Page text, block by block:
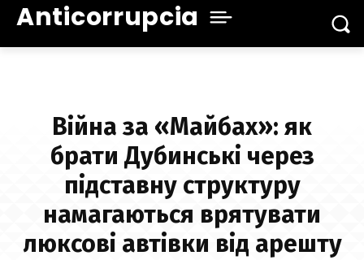
Anticorrupcia
Війна за «Майбах»: як
брати Дубинські через
підставну структуру
намагаються врятувати
люксові автівки від арешту